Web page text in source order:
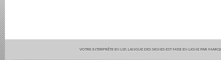
VOTRE INTERPRÈTE EN LSF, LANGUE DES SIGNES EST MISE EN LIGNE PAR